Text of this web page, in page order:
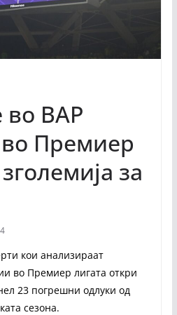
во ВАР
Премиер
за
кои анализираат
во Премиер лигата откри
23 погрешни одлуки од
сезона.